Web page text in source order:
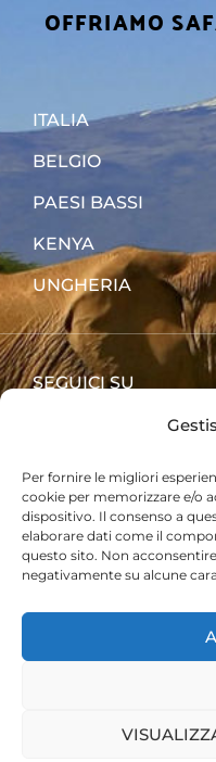
Per fornire le migliori
cookie per memorizzare e/o
dispositivo. Il consenso a
elaborare dati come il
questo sito. Non
negativamente su alcune
OFFRIAMO
ITALIA
BELGIO
PAESI BASSI
KENYA
UNGHERIA
SEGUICI SU
PRENOTA